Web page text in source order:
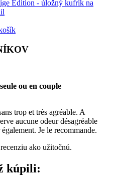
ou en couple
trop et très agréable. A
aucune odeur désagréable
Je le recommande.
ako užitočnú.
kúpili: